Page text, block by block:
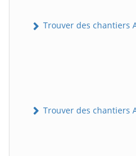
Trouver des chantiers
Trouver des chantiers